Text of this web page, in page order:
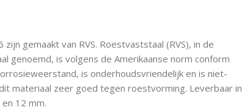
zijn gemaakt van RVS. Roestvaststaal (RVS), in de
genoemd, is volgens de Amerikaanse norm conform
is onderhoudsvriendelijk en is niet-
materiaal zeer goed tegen roestvorming. Leverbaar in
12 mm.